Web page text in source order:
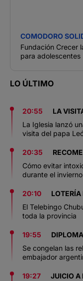
COMODORO
Fundación Crecer
para adolescentes
LO ÚLTIMO
20:55
LA
La Iglesia lanzó
visita del papa
20:35
Cómo evitar
durante el invierno
20:10
LOTERÍA
El Telebingo
toda la provincia
19:55
Se congelan las
embajador
19:27
JUICIO A